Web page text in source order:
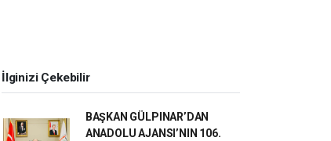
İlginizi Çekebilir
BAŞKAN GÜLPINAR’DAN
ANADOLU AJANSI’NIN 106.